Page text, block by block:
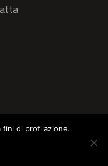
di profilazione.